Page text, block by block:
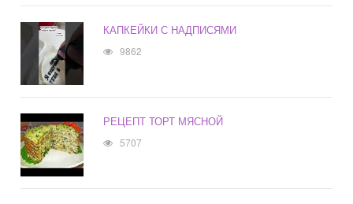
КАПКЕЙКИ С НАДПИСЯМИ
9862
РЕЦЕПТ ТОРТ МЯСНОЙ
5707